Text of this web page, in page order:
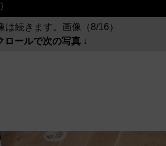
は続きます。画像（8/16）
ロールで次の写真 ↓